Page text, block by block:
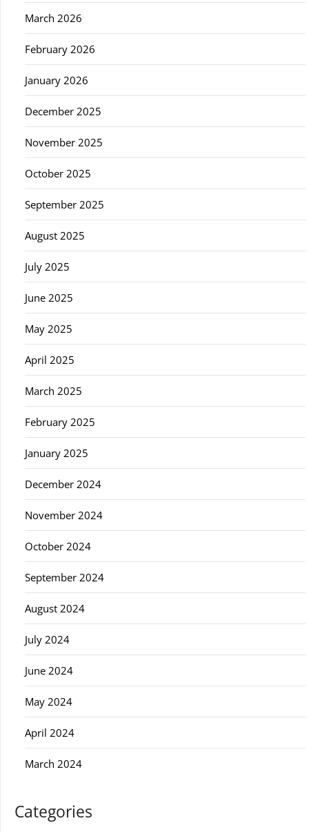
March 2026
February 2026
January 2026
December 2025
November 2025
October 2025
September 2025
August 2025
July 2025
June 2025
May 2025
April 2025
March 2025
February 2025
January 2025
December 2024
November 2024
October 2024
September 2024
August 2024
July 2024
June 2024
May 2024
April 2024
March 2024
Categories